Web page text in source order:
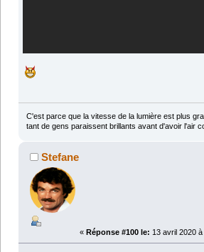
C'est parce que la vitesse de la lumière est plus
tant de gens paraissent brillants avant d'avoir l'air
Stefane
« Réponse #100 le: 13 avril 2020